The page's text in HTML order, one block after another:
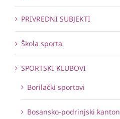
PRIVREDNI SUBJEKTI
Škola sporta
SPORTSKI KLUBOVI
Borilački sportovi
Bosansko-podrinjski kanton